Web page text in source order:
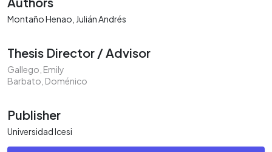
Montaño Henao, Julián Andrés
Thesis Director / Advisor
Gallego, Emily
Barbato, Doménico
Publisher
Universidad Icesi